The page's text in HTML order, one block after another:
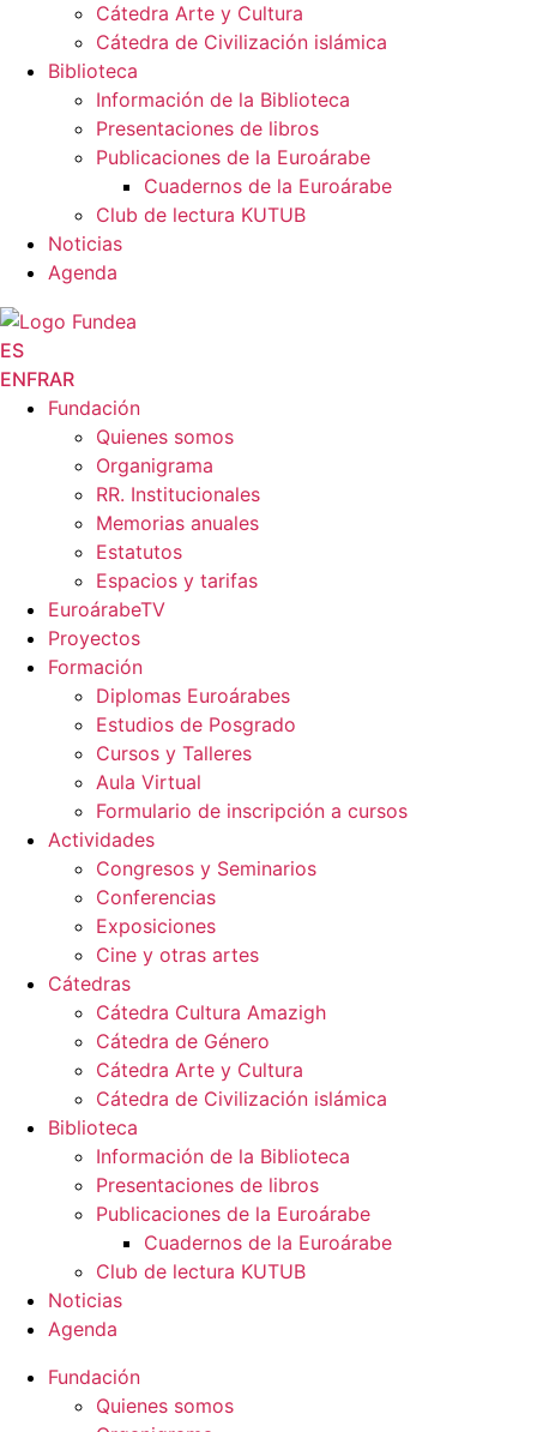
Cátedra Arte y Cultura
Cátedra de Civilización islámica
Biblioteca
Información de la Biblioteca
Presentaciones de libros
Publicaciones de la Euroárabe
Cuadernos de la Euroárabe
Club de lectura KUTUB
Noticias
Agenda
ES
ENFRAR
Fundación
Quienes somos
Organigrama
RR. Institucionales
Memorias anuales
Estatutos
Espacios y tarifas
EuroárabeTV
Proyectos
Formación
Diplomas Euroárabes
Estudios de Posgrado
Cursos y Talleres
Aula Virtual
Formulario de inscripción a cursos
Actividades
Congresos y Seminarios
Conferencias
Exposiciones
Cine y otras artes
Cátedras
Cátedra Cultura Amazigh
Cátedra de Género
Cátedra Arte y Cultura
Cátedra de Civilización islámica
Biblioteca
Información de la Biblioteca
Presentaciones de libros
Publicaciones de la Euroárabe
Cuadernos de la Euroárabe
Club de lectura KUTUB
Noticias
Agenda
Fundación
Quienes somos